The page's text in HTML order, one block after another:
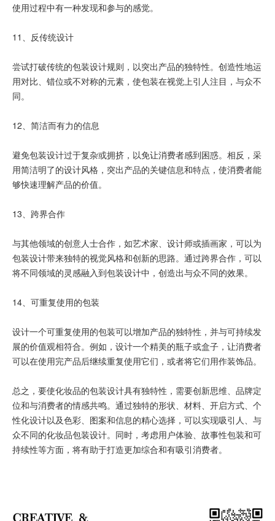
使用过程中有一种发现和参与的感觉。
11、反传统设计
尝试打破传统的包装设计规则，以突出产品的独特性。创造性地运
用对比、错位或不对称的元素，使包装在视觉上引人注目，与众不
同。
12、简洁而有力的信息
避免包装设计过于复杂或拥挤，以免让消费者感到困惑。相反，采
用简洁明了的设计风格，突出产品的关键信息和特点，使消费者能
够快速理解产品的价值。
13、跨界合作
与其他领域的创意人士合作，如艺术家、设计师或插画家，可以为
包装设计带来独特的视觉风格和创新的思路。通过跨界合作，可以
将不同领域的灵感融入到包装设计中，创造出与众不同的效果。
14、可重复使用的包装
设计一个可重复使用的包装可以增加产品的独特性，并与可持续发
展的价值观相符合。例如，设计一个精美的瓶子或盒子，让消费者
可以在使用完产品后继续重复使用它们，或者将它们用作装饰品。
总之，要使化妆品的包装设计具有独特性，需要创新思维、品牌定
位和与消费者的情感共鸣。通过独特的形状、材料、开启方式、个
性化设计以及色彩、图案和信息的精心选择，可以实现吸引人、与
众不同的化妆品包装设计。同时，考虑用户体验、故事性包装和可
持续性等方面，将有助于打造更加综合和有吸引消费者。